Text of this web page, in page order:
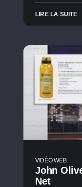
LIRE LA SUITE
VIDÉO WEB
John
Net